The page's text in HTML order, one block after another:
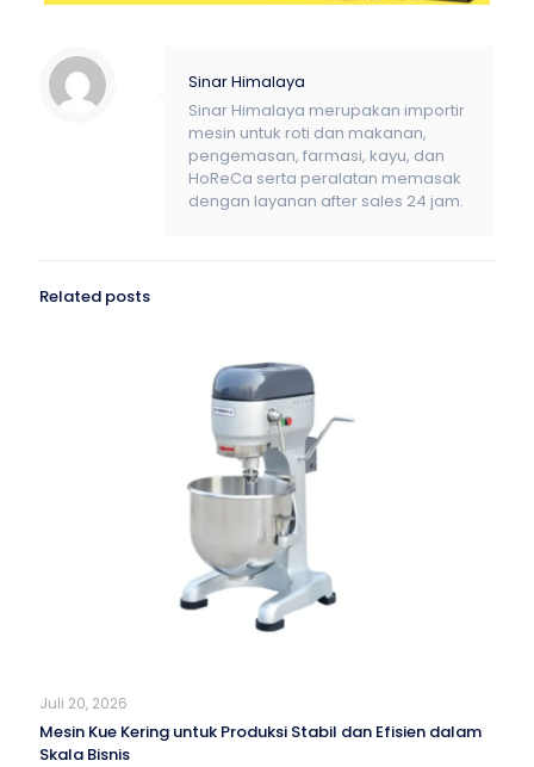
Sinar Himalaya
Sinar Himalaya merupakan importir
mesin untuk roti dan makanan,
pengemasan, farmasi, kayu, dan
HoReCa serta peralatan memasak
dengan layanan after sales 24 jam.
Related posts
Juli 20, 2026
Mesin Kue Kering untuk Produksi Stabil dan Efisien dalam
Skala Bisnis